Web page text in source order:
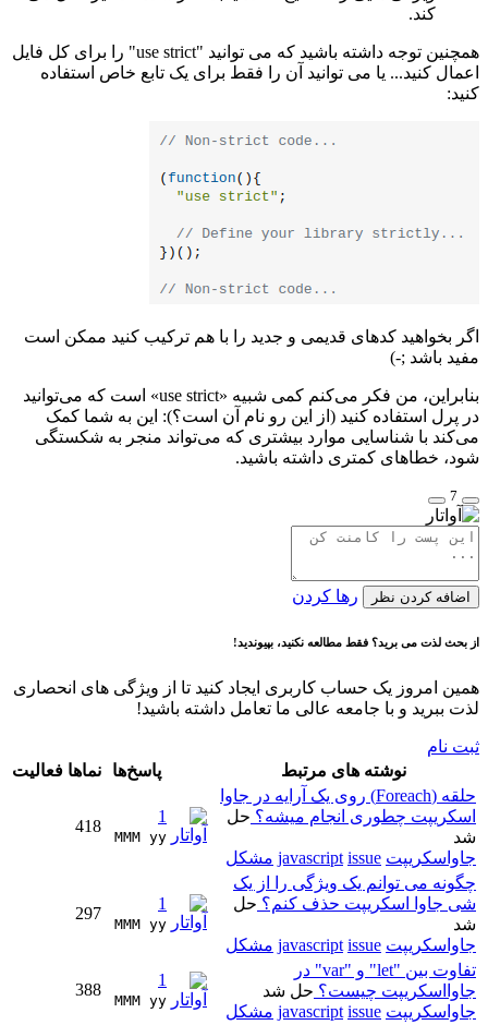
کند.
همچنین توجه داشته باشید که می توانید "use strict" را برای کل فایل
اعمال کنید... یا می توانید آن را فقط برای یک تابع خاص استفاده
کنید:
اگر بخواهید کدهای قدیمی و جدید را با هم ترکیب کنید ممکن است
مفید باشد ;-)
بنابراین، من فکر می‌کنم کمی شبیه «use strict» است که می‌توانید
در پرل استفاده کنید (از این رو نام آن است؟): این به شما کمک
می‌کند با شناسایی موارد بیشتری که می‌تواند منجر به شکستگی
شود، خطاهای کمتری داشته باشید.
7
اضافه کردن نظر رها کردن
از بحث لذت می برید؟ فقط مطالعه نکنید، بپیوندید!
همین امروز یک حساب کاربری ایجاد کنید تا از ویژگی های انحصاری
لذت ببرید و با جامعه عالی ما تعامل داشته باشید!
ثبت نام
نوشته های مرتبط
پاسخ‌ها نماها فعالیت
حلقه (Foreach) روی یک آرایه در جاوا
اسکریپت چطوری انجام میشه؟ حل
شد
جاواسکریپت
javascript issue مشکل
1
MMM yy
418
چگونه می توانم یک ویژگی را از یک
شی جاوا اسکریپت حذف کنم؟ حل
شد
جاواسکریپت
javascript issue مشکل
1
MMM yy
297
تفاوت بین "let" و "var" در
جاوااسکریپت چیست؟ حل شد
جاواسکریپت
javascript issue مشکل
1
MMM yy
388